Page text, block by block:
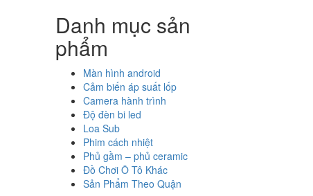
Danh mục sản
phẩm
Màn hình android
Cảm biến áp suất lốp
Camera hành trình
Độ đèn bi led
Loa Sub
Phim cách nhiệt
Phủ gầm – phủ ceramic
Đồ Chơi Ô Tô Khác
Sản Phẩm Theo Quận